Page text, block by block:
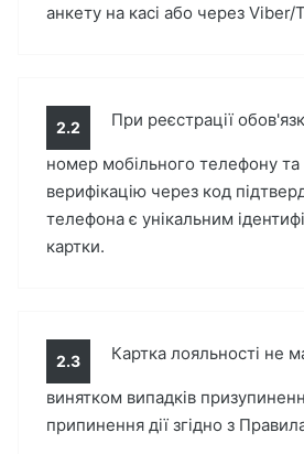
анкету на касі або через Viber/
2.2 При реєстрації
номер мобільного телефону та
верифікацію через код
телефона є унікальним
картки.
2.3 Картка лояльності не
винятком випадків
припинення дії згідно з